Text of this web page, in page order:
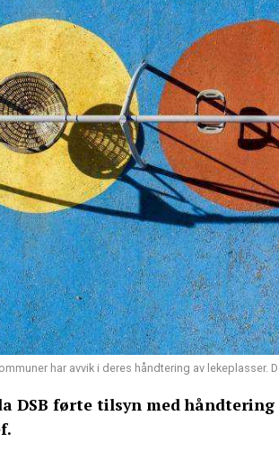
har avvik i deres håndtering av lekeplasser.
DSB førte tilsyn med